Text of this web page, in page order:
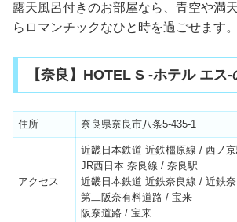
露天風呂付きのお部屋なら、青空や満
らロマンチックなひと時を過ごせます。
【奈良】HOTEL S -ホテル エス
住所 奈良県奈良市八条5-435-1
アクセス
近畿日本鉄道 近鉄橿原線 / 西ノ
JR西日本 奈良線 / 奈良駅
近畿日本鉄道 近鉄奈良線 / 近鉄
第二阪奈有料道路 / 宝来
阪奈道路 / 宝来